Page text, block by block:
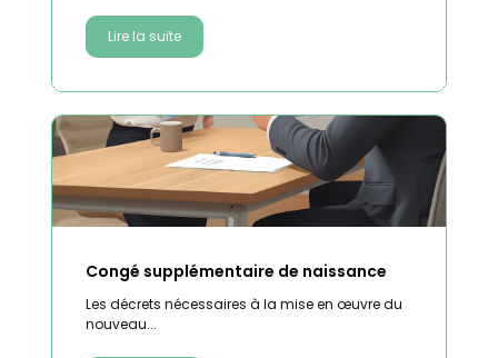
Lire la suite
Congé supplémentaire de naissance
Les décrets nécessaires à la mise en œuvre du
nouveau...